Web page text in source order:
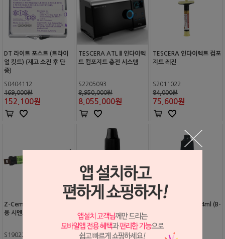
DT 라이트 포스트 (트라이
얼 킷트) (재고 소진 후 단
종)
S0404112
169,000원
152,100원
TESCERA ATL Ⅱ 인다이렉
트 컴포지트 충전 시스템
S2205093
8,950,000원
8,055,000원
TESCERA 인다이렉트 컴포
지트 레진
S2011022
84,000원
75,600원
Z-Cem SA (지르코니아 전
용 시멘트)
S1902282
6002P)
S1004113
Z-프라이머 플러스 4ml (B-
S2210090